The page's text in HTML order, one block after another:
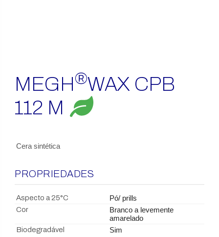
MEGH®WAX CPB
112 M
Cera sintética
PROPRIEDADES
Aspecto a 25°C Pó/ prills
Cor
Branco a levemente
amarelado
Biodegradável Sim